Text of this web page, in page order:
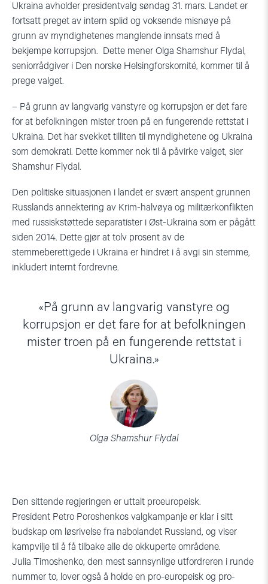
Ukraina avholder presidentvalg søndag 31. mars. Landet er
fortsatt preget av intern splid og voksende misnøye på
grunn av myndighetenes manglende innsats med å
bekjempe korrupsjon. Dette mener Olga Shamshur Flydal,
seniorrådgiver i Den norske Helsingforskomité, kommer til å
prege valget.
– På grunn av langvarig vanstyre og korrupsjon er det fare
for at befolkningen mister troen på en fungerende rettstat i
Ukraina. Det har svekket tilliten til myndighetene og Ukraina
som demokrati. Dette kommer nok til å påvirke valget, sier
Shamshur Flydal.
Den politiske situasjonen i landet er svært anspent grunnen
Russlands annektering av Krim-halvøya og militærkonflikten
med russiskstøttede separatister i Øst-Ukraina som er pågått
siden 2014. Dette gjør at tolv prosent av de
stemmeberettigede i Ukraina er hindret i å avgi sin stemme,
inkludert internt fordrevne.
På grunn av langvarig vanstyre og
korrupsjon er det fare for at befolkningen
mister troen på en fungerende rettstat i
Ukraina.
Olga Shamshur Flydal
Den sittende regjeringen er uttalt proeuropeisk.
President Petro Poroshenkos valgkampanje er klar i sitt
budskap om løsrivelse fra nabolandet Russland, og viser
kampvilje til å få tilbake alle de okkuperte områdene.
Julia Timoshenko, den mest sannsynlige utfordreren i runde
nummer to, lover også å holde en pro-europeisk og pro-